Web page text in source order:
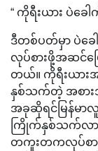
“ ကိုရီးယား ပဲခေါ
ဒီတစ်ပတ်မှာ ပဲခ
လုပ်စားဖို့အဆင်ပ
တယ်။ ကိုရီးယား
နှစ်သက်တဲ့ အစား
အခုဆိုရင်မြန်မာလူ
ကြိုက်နှစ်သက်လာ
တကူးတကလုပ်စာ